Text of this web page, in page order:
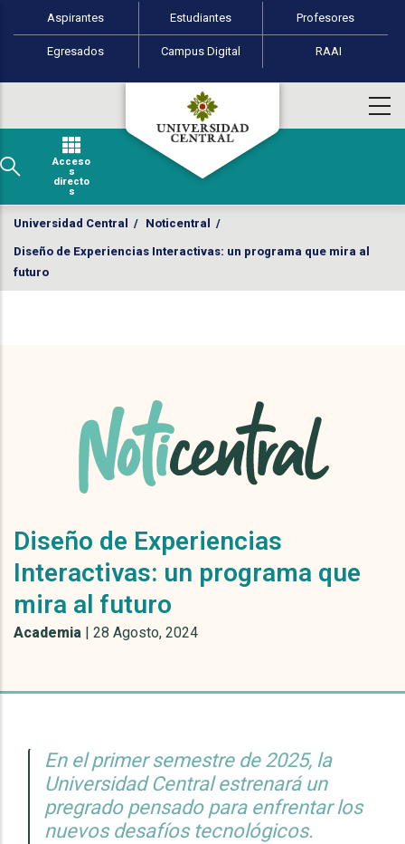
Pasar al contenido principal
Perfiles de usuario
Aspirantes Estudiantes Profesores
Egresados Campus Digital RAAI
Acceso
s
directo
s
Universidad Central / Noticentral /
Diseño de Experiencias Interactivas: un programa que mira al
futuro
Diseño de Experiencias
Interactivas: un programa que
mira al futuro
Academia | 28 Agosto, 2024
En el primer semestre de 2025, la
Universidad Central estrenará un
pregrado pensado para enfrentar los
nuevos desafíos tecnológicos.